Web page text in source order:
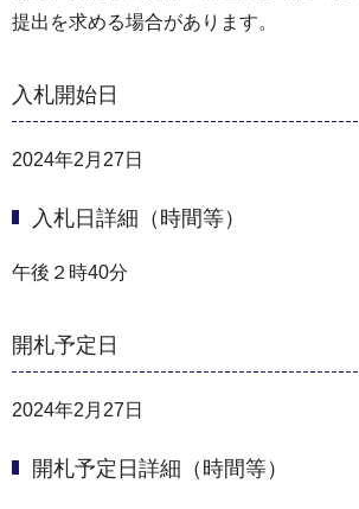
提出を求める場合があります。
入札開始日
2024年2月27日
入札日詳細（時間等）
午後２時40分
開札予定日
2024年2月27日
開札予定日詳細（時間等）